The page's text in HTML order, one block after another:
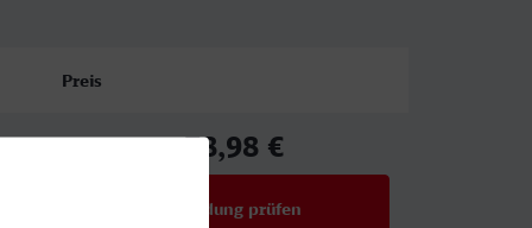
Preis
78,98 €
Verbindung prüfen